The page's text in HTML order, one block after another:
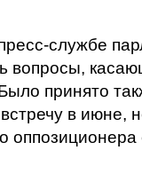
службе
вопросы,
принято
в июне,
оппозиционера